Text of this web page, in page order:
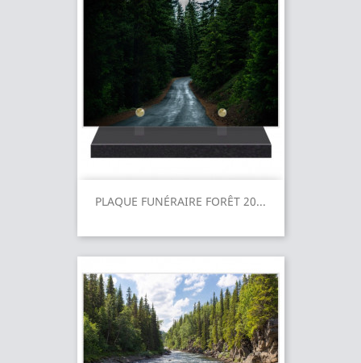
PLAQUE FUNÉRAIRE FORÊT 20...